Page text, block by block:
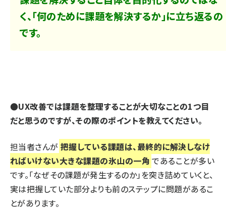
く、「何のために課題を解決するか」に立ち返るの
です。
●UX改善では課題を整理することが大切なことの1つ目
だと思うのですが、その際のポイントを教えてください。
担当者さんが 把握している課題は、最終的に解決しなけ
ればいけない大きな課題の氷山の一角 であることが多い
です。「なぜその課題が発生するのか」を突き詰めていくと、
実は把握していた部分よりも前のステップに問題があるこ
とがあります。